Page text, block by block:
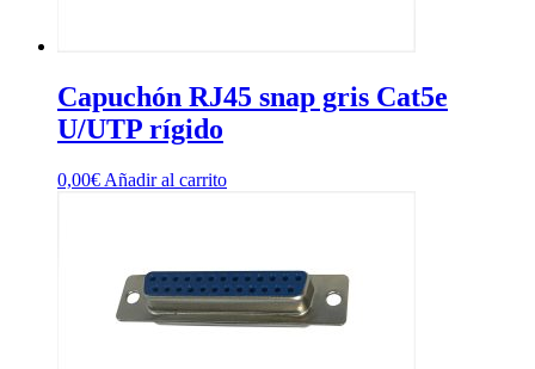
Capuchón RJ45 snap gris Cat5e
U/UTP rígido
0,00€ Añadir al carrito